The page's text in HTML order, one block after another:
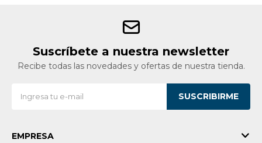
Suscríbete a nuestra newsletter
Recibe todas las novedades y ofertas de nuestra tienda.
SUSCRIBIRME
EMPRESA